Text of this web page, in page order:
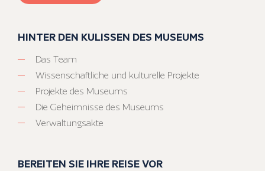
HINTER DEN KULISSEN DES MUSEUMS
Das Team
Wissenschaftliche und kulturelle Projekte
Projekte des Museums
Die Geheimnisse des Museums
Verwaltungsakte
BEREITEN SIE IHRE REISE VOR